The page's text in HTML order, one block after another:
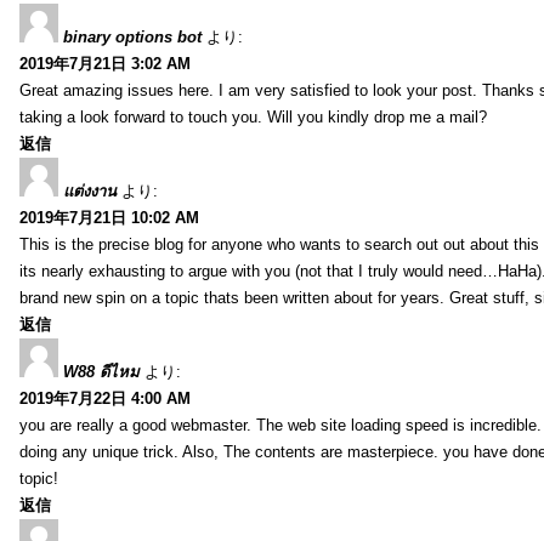
binary options bot より:
2019年7月21日 3:02 AM
Great amazing issues here. I am very satisfied to look your post. Thanks
taking a look forward to touch you. Will you kindly drop me a mail?
返信
แต่งงาน より:
2019年7月21日 10:02 AM
This is the precise blog for anyone who wants to search out out about
its nearly exhausting to argue with you (not that I truly would
brand new spin on a topic thats been written about for years. Great stuff,
返信
W88 ดีไหม より:
2019年7月22日 4:00 AM
you are really a good webmaster. The web site loading speed is
doing any unique trick. Also, The contents are masterpiece. you have
topic!
返信